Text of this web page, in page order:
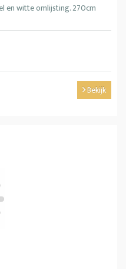
en witte omlijsting. 270cm
Bekijk